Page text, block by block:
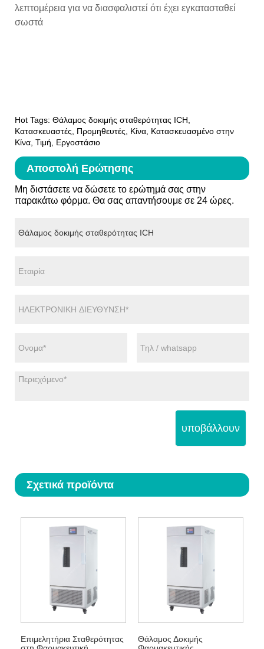
λεπτομέρεια για να διασφαλιστεί ότι έχει εγκατασταθεί
σωστά
Hot Tags: Θάλαμος δοκιμής σταθερότητας ICH,
Κατασκευαστές, Προμηθευτές, Κίνα, Κατασκευασμένο στην
Κίνα, Τιμή, Εργοστάσιο
Αποστολή Ερώτησης
Μη διστάσετε να δώσετε το ερώτημά σας στην
παρακάτω φόρμα. Θα σας απαντήσουμε σε 24 ώρες.
υποβάλλουν
Σχετικά προϊόντα
Επιμελητήρια Σταθερότητας
Θάλαμος Δοκιμής